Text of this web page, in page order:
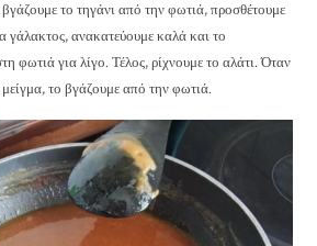
το τηγάνι από την φωτιά, προσθέτουμε
γάλακτος, ανακατεύουμε καλά και το
φωτιά για λίγο. Τέλος, ρίχνουμε το αλάτι. Όταν
το βγάζουμε από την φωτιά.